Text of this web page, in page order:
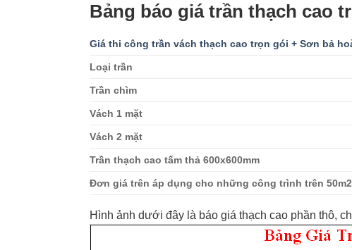
Bảng báo giá trần thạch cao
Giá thi công trần vách thạch cao trọn gói + Sơn bả
Loại trần
Trần chìm
Vách 1 mặt
Vách 2 mặt
Trần thạch cao tấm thả 600x600mm
Đơn giá trên áp dụng cho những công trình trên 50m2
Hình ảnh dưới đây là báo giá thạch cao phần thô,